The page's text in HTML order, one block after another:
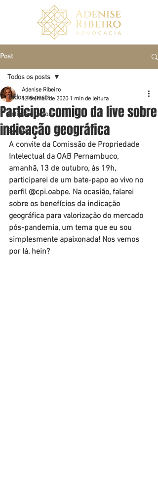
Post
Todos os posts
Artigos e textos
Eventos
Todos os posts
Participe comigo da live sobre
indicação geográfica
Adenise Ribeiro
12 de mai. de 2020 1 min de leitura
A convite da Comissão de Propriedade
Intelectual da OAB Pernambuco,
amanhã, 13 de outubro, às 19h,
participarei de um bate-papo ao vivo no
perfil @cpi.oabpe. Na ocasião, falarei
sobre os benefícios da indicação
geográfica para valorização do mercado
pós-pandemia, um tema que eu sou
simplesmente apaixonada! Nos vemos
por lá, hein?